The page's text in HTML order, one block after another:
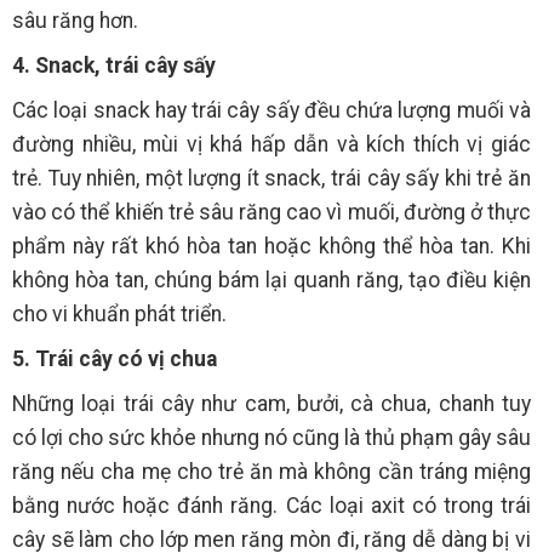
sâu răng hơn.
4. Snack, trái cây sấy
Các loại snack hay trái cây sấy đều chứa lượng muối và
đường nhiều, mùi vị khá hấp dẫn và kích thích vị giác
trẻ. Tuy nhiên, một lượng ít snack, trái cây sấy khi trẻ ăn
vào có thể khiến trẻ sâu răng cao vì muối, đường ở thực
phẩm này rất khó hòa tan hoặc không thể hòa tan. Khi
không hòa tan, chúng bám lại quanh răng, tạo điều kiện
cho vi khuẩn phát triển.
5. Trái cây có vị chua
Những loại trái cây như cam, bưởi, cà chua, chanh tuy
có lợi cho sức khỏe nhưng nó cũng là thủ phạm gây sâu
răng nếu cha mẹ cho trẻ ăn mà không cần tráng miệng
bằng nước hoặc đánh răng. Các loại axit có trong trái
cây sẽ làm cho lớp men răng mòn đi, răng dễ dàng bị vi